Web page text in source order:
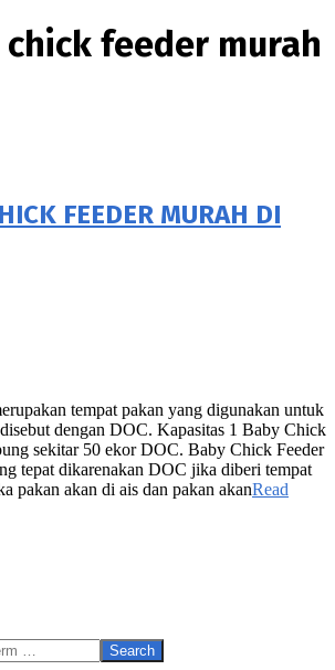
feeder murah
FEEDER MURAH DI
tempat pakan yang digunakan untuk
dengan DOC. Kapasitas 1 Baby Chick
sekitar 50 ekor DOC. Baby Chick Feeder
tepat dikarenakan DOC jika diberi tempat
pakan akan di ais dan pakan akanRead